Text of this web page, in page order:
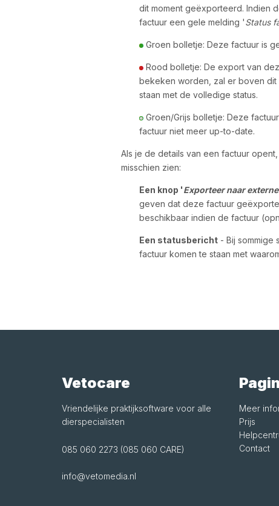
dit moment geëxporteerd. Indien
factuur een gele melding 'Status
Groen bolletje: Deze factuur is
Rood bolletje: De export van
bekeken worden, zal er boven
staan met de volledige status.
Groen/Grijs bolletje: Deze
factuur niet meer up-to-date.
Als je de details van een factuur
misschien zien:
Een knop 'Exporteer naar
geven dat deze factuur
beschikbaar indien de factuur
Een statusbericht- Bij sommige
factuur komen te staan met
Vetocare
Vriendelijke praktijksoftware voor alle
dierspecialisten
085 060 2273 (085 060 CARE)
info@vetomedia.nl
Meer
Prijs
Contact